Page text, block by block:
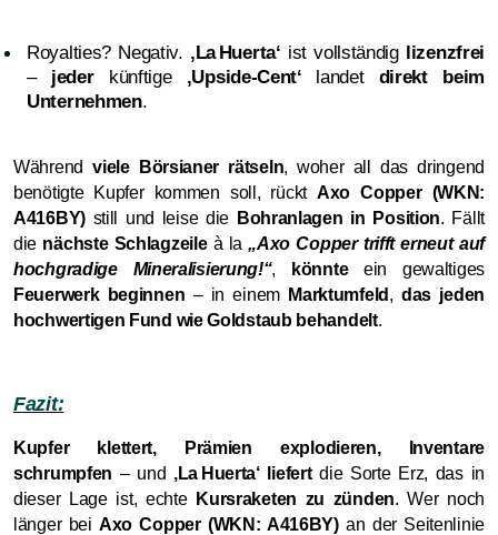
Royalties? Negativ. ‚La Huerta‘ ist vollständig lizenzfrei
– jederkünftige ‚Upside‑Cent‘ landet direkt beim
Unternehmen.
Währendviele Börsianer rätseln, woher all das dringend
benötigte Kupfer kommen soll, rücktAxo Copper (WKN:
A416BY)still und leise die Bohranlagen in Position. Fällt
die nächste Schlagzeileà la„Axo Copper trifft erneut auf
hochgradige Mineralisierung!“, könnteein gewaltiges
Feuerwerk beginnen – in einem Marktumfeld ,das jeden
hochwertigen Fund wie Goldstaub behandelt.
Fazit:
Kupfer klettert, Prämien explodieren, Inventare
schrumpfen – und ‚La Huerta‘ liefertdie Sorte Erz, das in
dieser Lage ist, echte Kursraketen zu zünden. Wer noch
länger bei Axo Copper (WKN: A416BY)an der Seitenlinie